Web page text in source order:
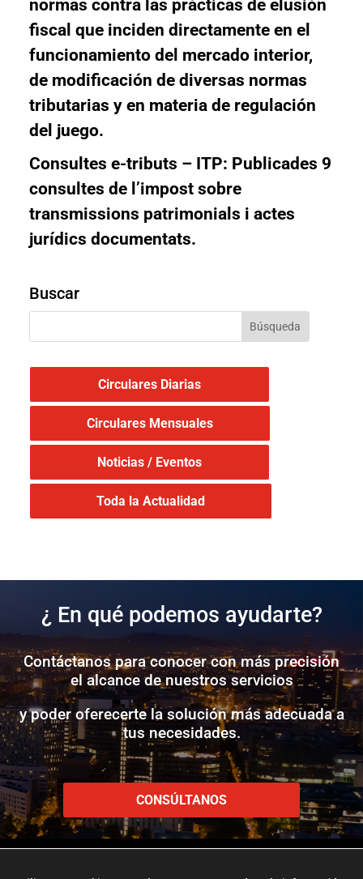
normas contra las prácticas de elusión
fiscal que inciden directamente en el
funcionamiento del mercado interior,
de modificación de diversas normas
tributarias y en materia de regulación
del juego.
Consultes e-tributs – ITP: Publicades 9
consultes de l’impost sobre
transmissions patrimonials i actes
jurídics documentats.
Buscar
Circulares Diarias
Circulares Mensuales
Noticias / Eventos
Toda la Actualidad
¿ En qué podemos ayudarte?
Contáctanos para conocer con más precisión
el alcance de nuestros servicios
y poder oferecerte la solución más adecuada a
tus necesidades.
CONSÚLTANOS